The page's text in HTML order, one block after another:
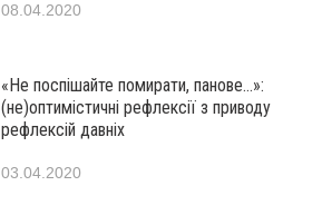
08.04.2020
«Не поспішайте помирати, панове…»:
(не)оптимістичні рефлексії з приводу
рефлексій давніх
03.04.2020